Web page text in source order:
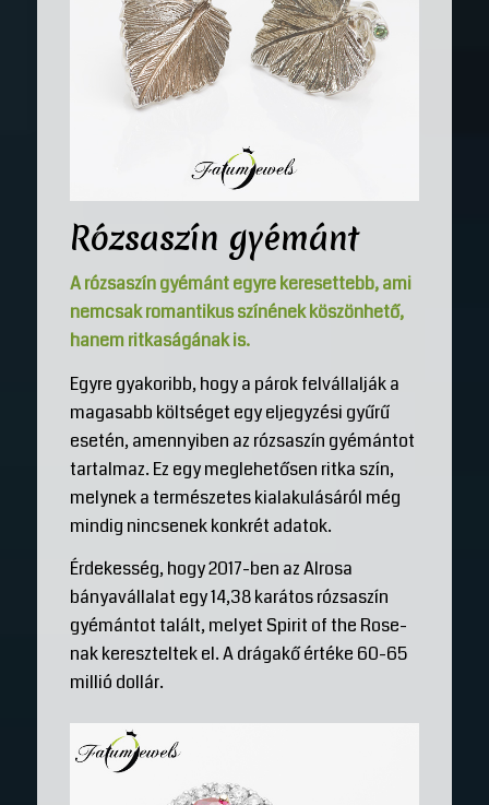
Rózsaszín gyémánt
A rózsaszín gyémánt egyre keresettebb, ami
nemcsak romantikus színének köszönhető,
hanem ritkaságának is.
Egyre gyakoribb, hogy a párok felvállalják a
magasabb költséget egy eljegyzési gyűrű
esetén, amennyiben az rózsaszín gyémántot
tartalmaz. Ez egy meglehetősen ritka szín,
melynek a természetes kialakulásáról még
mindig nincsenek konkrét adatok.
Érdekesség, hogy 2017-ben az Alrosa
bányavállalat egy 14,38 karátos rózsaszín
gyémántot talált, melyet Spirit of the Rose-
nak kereszteltek el. A drágakő értéke 60-65
millió dollár.